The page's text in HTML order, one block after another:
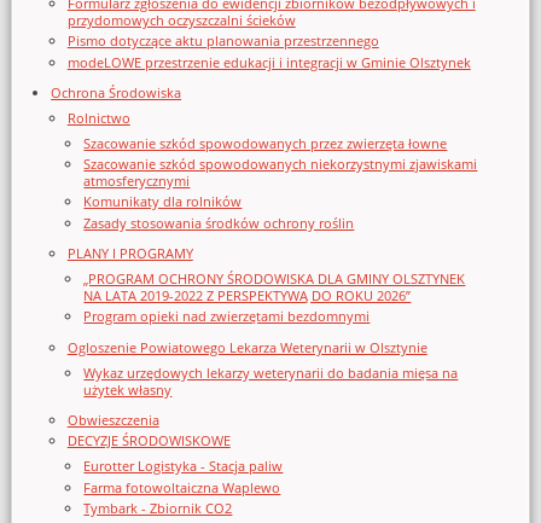
przydomowych oczyszczalni ścieków
Pismo dotyczące aktu planowania przestrzennego
modeLOWE przestrzenie edukacji i integracji w Gminie Olsztynek
Ochrona Środowiska
Rolnictwo
Szacowanie szkód spowodowanych przez zwierzęta łowne
Szacowanie szkód spowodowanych niekorzystnymi zjawiskami
atmosferycznymi
Komunikaty dla rolników
Zasady stosowania środków ochrony roślin
PLANY I PROGRAMY
„PROGRAM OCHRONY ŚRODOWISKA DLA GMINY OLSZTYNEK
NA LATA 2019-2022 Z PERSPEKTYWĄ DO ROKU 2026”
Program opieki nad zwierzętami bezdomnymi
Ogloszenie Powiatowego Lekarza Weterynarii w Olsztynie
Wykaz urzędowych lekarzy weterynarii do badania mięsa na
użytek własny
Obwieszczenia
DECYZJE ŚRODOWISKOWE
Eurotter Logistyka - Stacja paliw
Farma fotowoltaiczna Waplewo
Tymbark - Zbiornik CO2